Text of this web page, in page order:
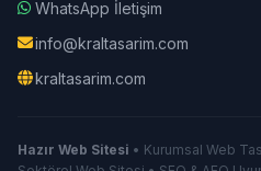
WhatsApp İletişim
info@kraltasarim.com
kraltasarim.com
Hazır Web Sitesi • Kurumsal Web